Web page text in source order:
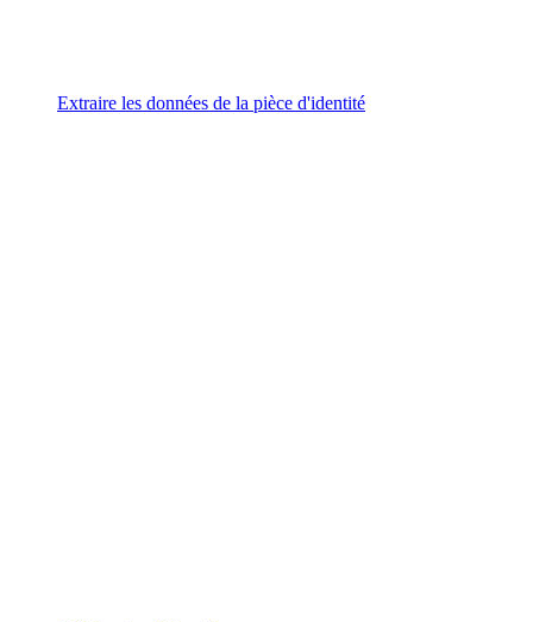
Extraire les données de la pièce d'identité